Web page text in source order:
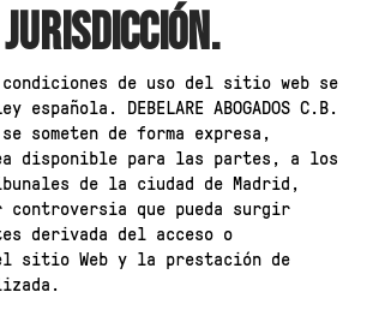
condiciones de uso del sitio web se
DEBELARE ABOGADOS C.B.
someten de forma expresa,
disponible para las partes, a los
de la ciudad de Madrid,
controversia que pueda surgir
derivada del acceso o
sitio Web y la prestación de